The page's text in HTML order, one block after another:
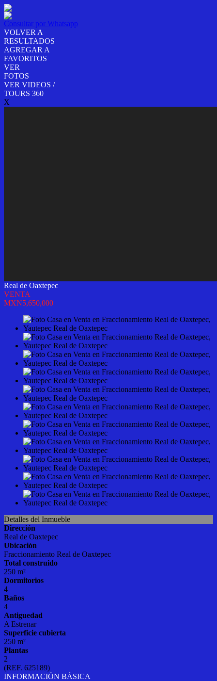
Consultar por Whatsapp
VOLVER A
RESULTADOS
AGREGAR A
FAVORITOS
VER
FOTOS
VER VIDEOS /
TOURS 360
X
Real de Oaxtepec
VENTA
MXN5,650,000
Detalles del Inmueble
Dirección
Real de Oaxtepec
Ubicación
Fraccionamiento Real de Oaxtepec
Total construido
250 m²
Dormitorios
4
Baños
4
Antiguedad
A Estrenar
Superficie cubierta
250 m²
Plantas
2
(REF. 625189)
INFORMACIÓN BÁSICA